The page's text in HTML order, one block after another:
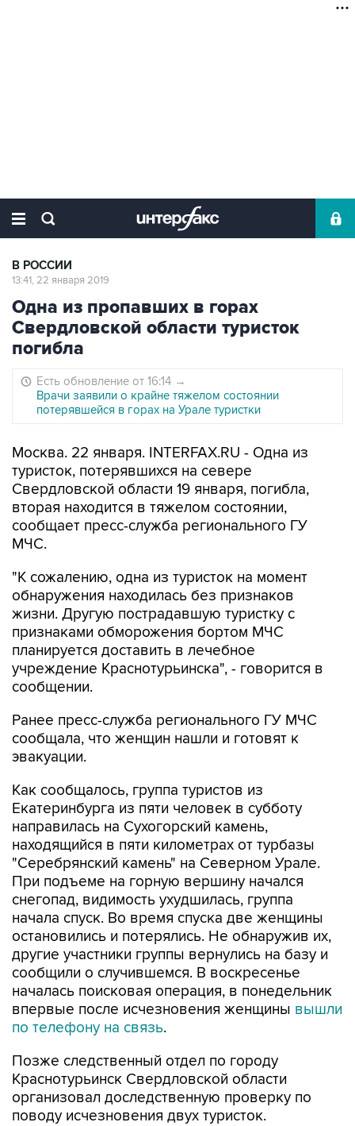
В РОССИИ
13:41, 22 января 2019
Одна из пропавших в горах
Свердловской области туристок
погибла
Есть обновление от 16:14 →
Врачи заявили о крайне тяжелом состоянии
потерявшейся в горах на Урале туристки
Москва. 22 января. INTERFAX.RU - Одна из
туристок, потерявшихся на севере
Свердловской области 19 января, погибла,
вторая находится в тяжелом состоянии,
сообщает пресс-служба регионального ГУ
МЧС.
"К сожалению, одна из туристок на момент
обнаружения находилась без признаков
жизни. Другую пострадавшую туристку с
признаками обморожения бортом МЧС
планируется доставить в лечебное
учреждение Краснотурьинска", - говорится в
сообщении.
Ранее пресс-служба регионального ГУ МЧС
сообщала, что женщин нашли и готовят к
эвакуации.
Как сообщалось, группа туристов из
Екатеринбурга из пяти человек в субботу
направилась на Сухогорский камень,
находящийся в пяти километрах от турбазы
"Серебрянский камень" на Северном Урале.
При подъеме на горную вершину начался
снегопад, видимость ухудшилась, группа
начала спуск. Во время спуска две женщины
остановились и потерялись. Не обнаружив их,
другие участники группы вернулись на базу и
сообщили о случившемся. В воскресенье
началась поисковая операция, в понедельник
впервые после исчезновения женщины вышли
по телефону на связь.
Позже следственный отдел по городу
Краснотурьинск Свердловской области
организовал доследственную проверку по
поводу исчезновения двух туристок.